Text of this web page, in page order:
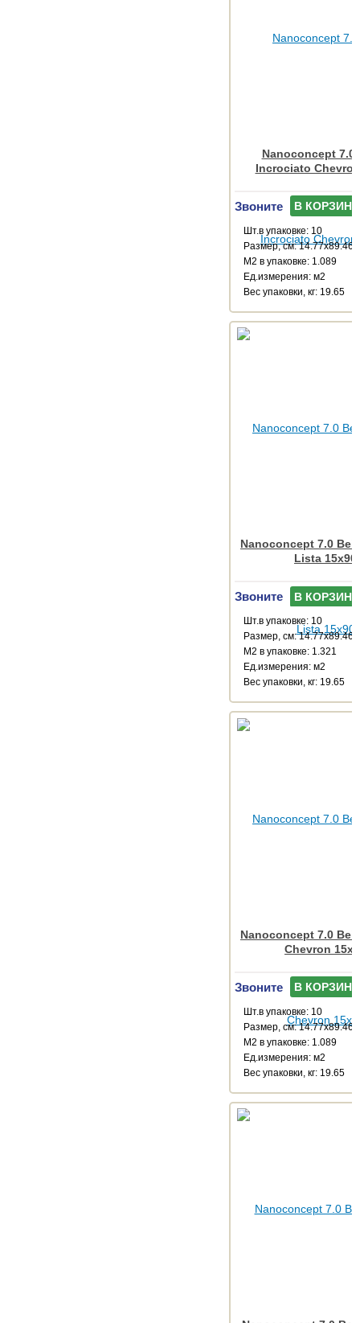
Nanoconcept 7.0
Incrociato
Звоните В КОРЗИНУ
Шт.в упаковке: 10
Размер, см: 14.77x89.46
М2 в упаковке: 1.089
Ед.измерения: м2
Веc упаковки, кг: 19.65
Nanoconcept 7.0
Lista 15x90
Звоните В КОРЗИНУ
Шт.в упаковке: 10
Размер, см: 14.77x89.46
М2 в упаковке: 1.321
Ед.измерения: м2
Веc упаковки, кг: 19.65
Nanoconcept 7.0
Chevron
Звоните В КОРЗИНУ
Шт.в упаковке: 10
Размер, см: 14.77x89.46
М2 в упаковке: 1.089
Ед.измерения: м2
Веc упаковки, кг: 19.65